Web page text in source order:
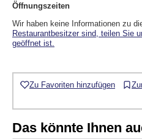
Öffnungszeiten
Wir haben keine Informationen zu
Restaurantbesitzer sind, teilen Sie
geöffnet ist.
Zu Favoriten hinzufügen
Das könnte Ihnen